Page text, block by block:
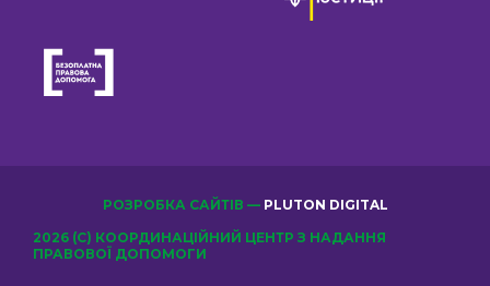
2026 (С) КООРДИНАЦІЙНИЙ ЦЕНТР З НАДАННЯ
ПРАВОВОЇ ДОПОМОГИ
РОЗРОБКА САЙТІВ — PLUTON DIGITAL